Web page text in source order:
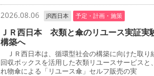
2026.08.06 JR西日本 予定・計画・施策
ＪＲ西日本 衣類と傘のリユース実証
構築へ
ＪＲ西日本は、循環型社会の構築に向けた取り
回収ボックスを活用した衣類リユースサービスと
れ物傘による「リユース傘」セルフ販売の実